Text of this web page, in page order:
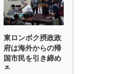
東ロンボク摂政政
府は海外からの帰
国市民を引き締め
る